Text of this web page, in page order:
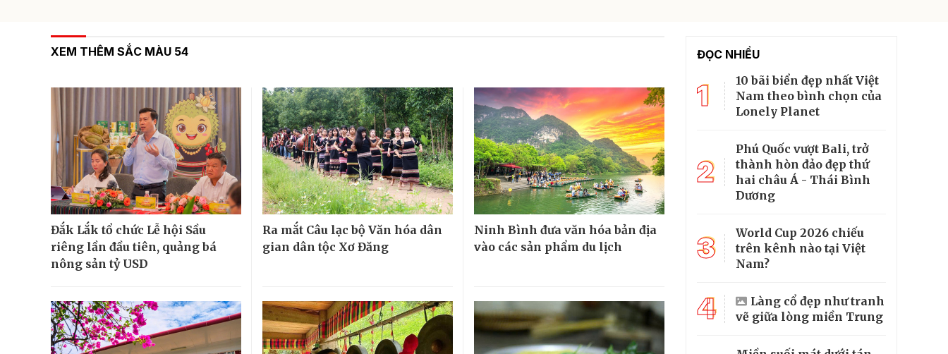
XEM THÊM SẮC MÀU 54
Đắk Lắk tổ chức Lễ hội Sầu
riêng lần đầu tiên, quảng bá
nông sản tỷ USD
Ra mắt Câu lạc bộ Văn hóa dân
gian dân tộc Xơ Đăng
Ninh Bình đưa văn hóa bản địa
vào các sản phẩm du lịch
ĐỌC NHIỀU
1
10 bãi biển đẹp nhất Việt
Nam theo bình chọn của
Lonely Planet
2
Phú Quốc vượt Bali, trở
thành hòn đảo đẹp thứ
hai châu Á - Thái Bình
Dương
3
World Cup 2026 chiếu
trên kênh nào tại Việt
Nam?
4
Làng cổ đẹp như tranh
vẽ giữa lòng miền Trung